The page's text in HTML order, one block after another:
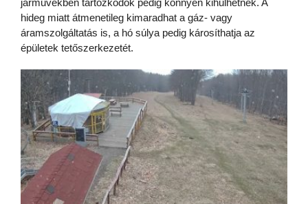
járművekben tartózkodók pedig könnyen kihűlhetnek. A
hideg miatt átmenetileg kimaradhat a gáz- vagy
áramszolgáltatás is, a hó súlya pedig károsíthatja az
épületek tetőszerkezetét.